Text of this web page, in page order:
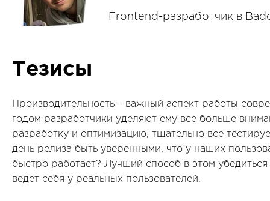
Frontend-разработчик в
Тезисы
Производительность – важный аспект работы
годом разработчики уделяют ему все больше
разработку и оптимизацию, тщательно все
день релиза быть уверенными, что у наших
быстро работает? Лучший способ в этом
ведет себя у реальных пользователей.